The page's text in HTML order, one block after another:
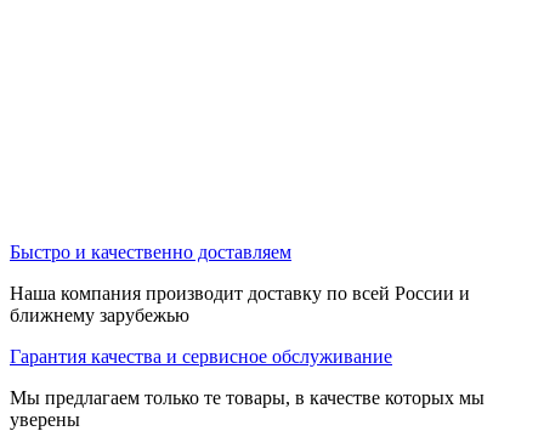
Быстро и качественно доставляем
Наша компания производит доставку по всей России и
ближнему зарубежью
Гарантия качества и сервисное обслуживание
Мы предлагаем только те товары, в качестве которых мы
уверены